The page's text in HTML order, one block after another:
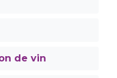
de vin